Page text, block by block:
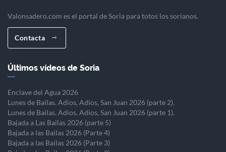
Valonsadero.com es el portal de Soria para totos los sorianos.
Contacta
Últimos vídeos de Soria
Enclave del Agua 2026
Lunes de Bailas. Adios, Adios, San Juan 2026 (parte 2).
Lunes de Bailas. Adios, Adios, San Juan 2026 (parte 1).
Bajada a Las Bailas 2026 (parte 5)
Bajada a las Bailas 2026 (Parte 4)
Bajada a las Bailas 2026 (Parte 3)